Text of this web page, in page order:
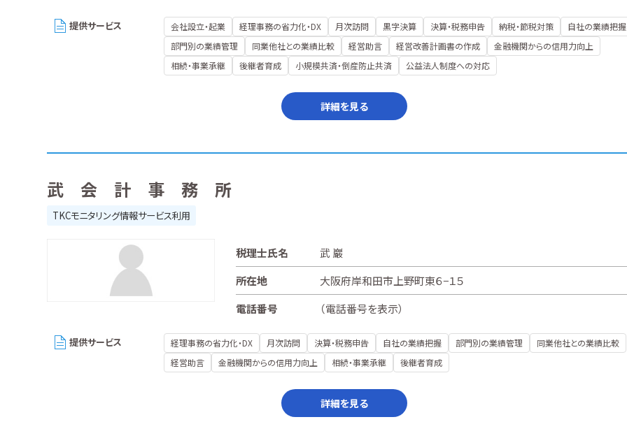
提供サービス 会社設立・起業 経理事務の省力化・DX 月次訪問 黒字決算 決算・税務申告 納税・節税対策
自社の業績把握
部門別の業績管理
同業他社との業績比較 経営助言 経営改善計画書の作成
金融機関からの信用力向上
相続・事業承継
後継者育成 小規模共済・倒産防止共済 公益法人制度への対応
詳細を見る
武 会 計 事 務 所
TKCモニタリング情報サービス利用
税理士氏名
武 巖
所在地
大阪府岸和田市上野町東６−１５
電話番号
（電話番号を表示）
提供サービス 経理事務の省力化・DX 月次訪問 決算・税務申告 自社の業績把握 部門別の業績管理
同業他社との業績比較
経営助言
金融機関からの信用力向上 相続・事業承継 後継者育成
詳細を見る